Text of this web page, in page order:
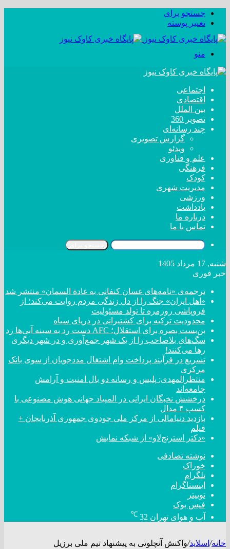
جستجو برای
تغییر پوسته
منو
اجتماعی
اقتصادی
بین الملل
تصویر 360
چند رسانه‌ای
گزارش تصویری
ویدئو
علم و فناوری
فرهنگی
کودک
مدیریت شهری
ورزشی
یادداشت
درباره ما
تماس با ما
شنبه, 17 مرداد 1405
خبر فوری
ترجمه‌ی «نامه‌های غسان کنفانی به غادة السمان» منتشر شد
«اهل ایران» جنگ را از دل زندگی مردم روایت می‌کند؛ از
فروپاشی روزمره تا تولد مسئولیت
محدودیت ترکیه برای کشتیرانی در دریای سیاه
بن‌بست بصره برای استقلال؛ AFC دست رد به سینه آبی‌ها زد
سگ‌های بلاصاحب را از یک شهر جمع‌آوری و در شهر دیگری
رها می‌کنند!
تسریع در فرآیند پرداخت وام اشتغال مددجویان از سوی بانک
مرکزی
منتظرالمهدی: پلیس و رسانه دو بال امنیت و آرامش
جامعه‌اند
درخشش نخبگان ایرانی در المپیاد جهانی هوش مصنوعی با
کسب ۴ مدال
بازدید دنیامالی از مرکز ملی جودوی جمهوری آذربایجان +
فیلم
«دکتر استرنج‌لاو» از شبکه نمایش
نوشته تصادفی
خوراک
تلگرام
اینستاگرام
توییتر
فیس بوک
آب و هوای تهران 32
℃
خانه/ اسلاید/واکنش آنچلوتی به پیشنهاد تیم ملی برزیل